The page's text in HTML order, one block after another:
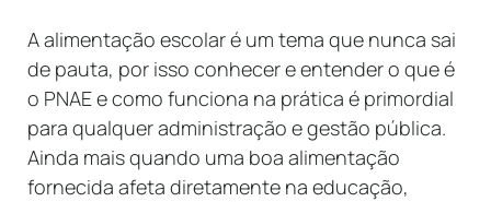
A alimentação escolar é um tema que nunca sai
de pauta, por isso conhecer e entender o que é
o PNAE e como funciona na prática é primordial
para qualquer administração e gestão pública.
Ainda mais quando uma boa alimentação
fornecida afeta diretamente na educação,